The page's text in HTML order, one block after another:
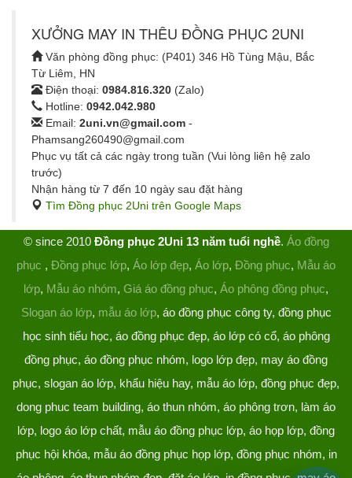
XƯỞNG MAY IN THÊU ĐỒNG PHỤC 2UNI
Văn phòng đồng phục: (P401) 346 Hồ Tùng Mậu, Bắc
Từ Liêm, HN
Điện thoại: 0984.816.320 (Zalo)
Hotline: 0942.042.980
Email: 2uni.vn@gmail.com -
Phamsang260490@gmail.com
Phục vụ tất cả các ngày trong tuần (Vui lòng liên hệ zalo
trước)
Nhận hàng từ 7 đến 10 ngày sau đặt hàng
Tìm Đồng phục 2Uni trên Google Maps
© since 2010 Đồng phục 2Uni 13 năm tuổi nghề. Áo đồng
phục , Đồng phục lớp, Áo lớp đẹp, Áo lớp, Đồng phục, Mẫu áo
lớp, Mẫu áo nhóm, Giá áo đồng phục, Áo phông đồng phục,
Slogan áo lớp, mẫu áo lớp, áo đồng phục công ty, đồng phục
học sinh tiểu học, áo đồng phục đẹp, áo lớp có cổ, áo phông
đồng phục, áo đồng phục nhóm, logo lớp đẹp, may áo đồng
phục, slogan áo lớp, khẩu hiệu hay, mẫu áo lớp, đồng phục đẹp,
dong phuc team building, áo thun nhóm, áo phông trơn, làm áo
lớp, logo áo lớp chất, mẫu áo đồng phục lớp, áo họp lớp, đồng
phục hội khóa, mẫu áo đồng phục họp lớp, đồng phục nhóm, in